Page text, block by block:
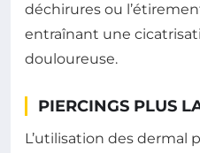
déchirures ou
entraînant une
douloureuse.
PIERCINGS PLUS
L’utilisation des dermal